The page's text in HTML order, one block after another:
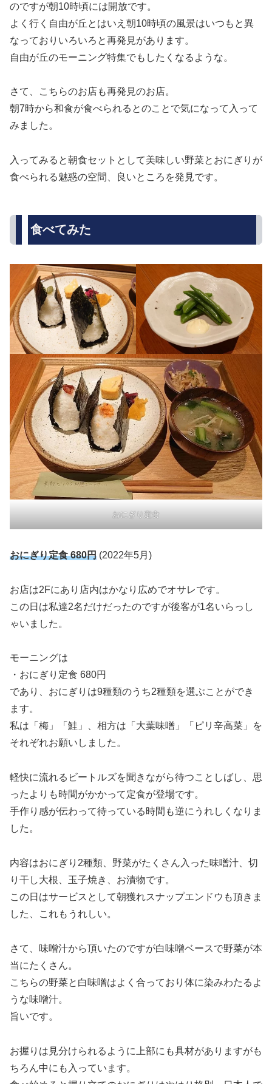
のですが朝10時頃には開放です。
よく行く自由が丘とはいえ朝10時頃の風景はいつもと異
なっておりいろいろと再発見があります。
自由が丘のモーニング特集でもしたくなるような。
さて、こちらのお店も再発見のお店。
朝7時から和食が食べられるとのことで気になって入って
みました。
入ってみると朝食セットとして美味しい野菜とおにぎりが
食べられる魅惑の空間、良いところを発見です。
食べてみた
おにぎり定食
おにぎり定食 680円 (2022年5月)
お店は2Fにあり店内はかなり広めでオサレです。
この日は私達2名だけだったのですが後客が1名いらっし
ゃいました。
モーニングは
・おにぎり定食 680円
であり、おにぎりは9種類のうち2種類を選ぶことができ
ます。
私は「梅」「鮭」、相方は「大葉味噌」「ピリ辛高菜」を
それぞれお願いしました。
軽快に流れるビートルズを聞きながら待つことしばし、思
ったよりも時間がかかって定食が登場です。
手作り感が伝わって待っている時間も逆にうれしくなりま
した。
内容はおにぎり2種類、野菜がたくさん入った味噌汁、切
り干し大根、玉子焼き、お漬物です。
この日はサービスとして朝獲れスナップエンドウも頂きま
した、これもうれしい。
さて、味噌汁から頂いたのですが白味噌ベースで野菜が本
当にたくさん。
こちらの野菜と白味噌はよく合っており体に染みわたるよ
うな味噌汁。
旨いです。
お握りは見分けられるように上部にも具材がありますがも
ちろん中にも入っています。